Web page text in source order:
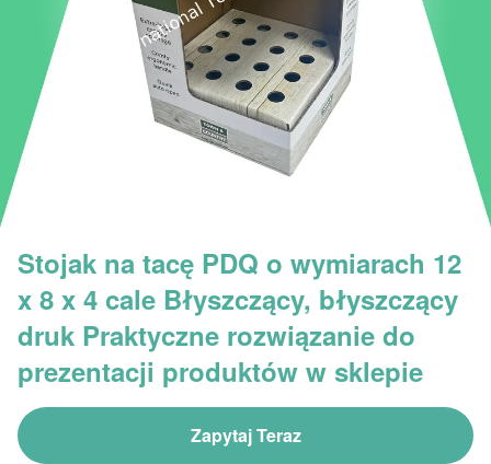
Stojak na tacę PDQ o wymiarach 12
x 8 x 4 cale Błyszczący, błyszczący
druk Praktyczne rozwiązanie do
prezentacji produktów w sklepie
Zapytaj Teraz